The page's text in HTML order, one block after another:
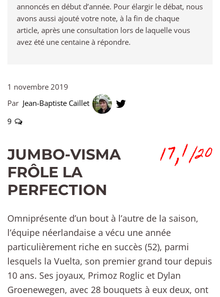
annoncés en début d’année. Pour élargir le débat, nous
avons aussi ajouté votre note, à la fin de chaque
article, après une consultation lors de laquelle vous
avez été une centaine à répondre.
1 novembre 2019
Par Jean-Baptiste Caillet
9
JUMBO-VISMA
FRÔLE LA
PERFECTION
17,1/20
Omniprésente d’un bout à l’autre de la saison,
l’équipe néerlandaise a vécu une année
particulièrement riche en succès (52), parmi
lesquels la Vuelta, son premier grand tour depuis
10 ans. Ses joyaux, Primoz Roglic et Dylan
Groenewegen, avec 28 bouquets à eux deux, ont